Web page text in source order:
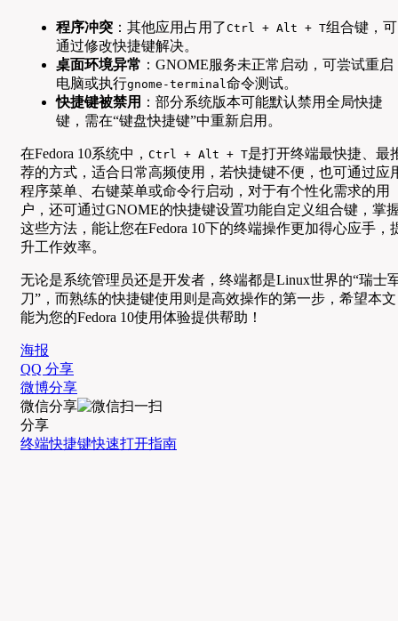
程序冲突 ：其他应用占用了Ctrl + Alt + T组合键，可
通过修改快捷键解决。
桌面环境异常 ：GNOME服务未正常启动，可尝试重启
电脑或执行gnome-terminal 命令测试。
快捷键被禁用 ：部分系统版本可能默认禁用全局快捷
键，需在“键盘快捷键”中重新启用。
在Fedora 10系统中， Ctrl + Alt + T是打开终端最快捷、最
荐的方式，适合日常高频使用，若快捷键不便，也可通过应
程序菜单、右键菜单或命令行启动，对于有个性化需求的用
户，还可通过GNOME的快捷键设置功能自定义组合键，掌
这些方法，能让您在Fedora 10下的终端操作更加得心应手，
升工作效率。
无论是系统管理员还是开发者，终端都是Linux世界的“瑞士
刀”，而熟练的快捷键使用则是高效操作的第一步，希望本文
能为您的Fedora 10使用体验提供帮助！
海报
QQ 分享
微博分享
微信分享
分享
终端快捷键快速打开指南